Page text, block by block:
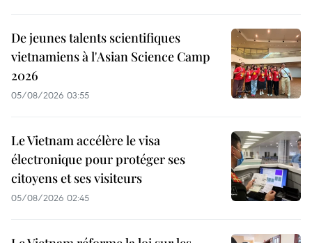
De jeunes talents scientifiques
vietnamiens à l'Asian Science Camp
2026
05/08/2026 03:55
Le Vietnam accélère le visa
électronique pour protéger ses
citoyens et ses visiteurs
05/08/2026 02:45